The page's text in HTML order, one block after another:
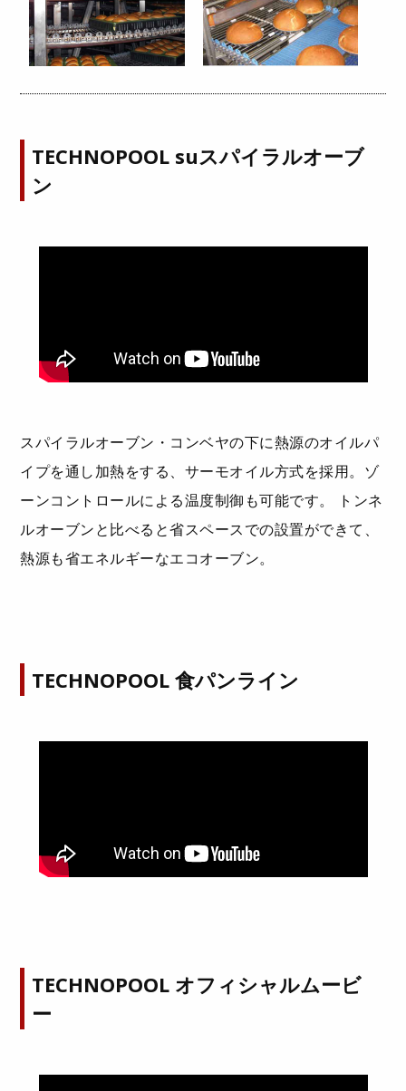
TECHNOPOOL suスパイラルオーブ
ン
スパイラルオーブン・コンベヤの下に熱源のオイルパ
イプを通し加熱をする、サーモオイル方式を採用。ゾ
ーンコントロールによる温度制御も可能です。 トンネ
ルオーブンと比べると省スペースでの設置ができて、
熱源も省エネルギーなエコオーブン。
TECHNOPOOL 食パンライン
TECHNOPOOL オフィシャルムービ
ー